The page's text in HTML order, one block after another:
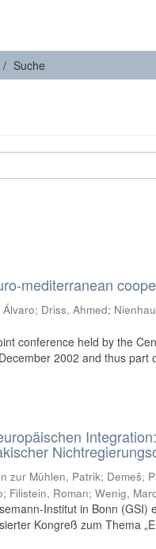
Suche
mediterranean
; Driss, Ahmed;
conference held by the
2002 and thus part
zur Mühlen, Patrik; Demeš,
; Filistein, Roman;Wenig,
Institut in Bonn (GSI)
Kongreß zum Thema